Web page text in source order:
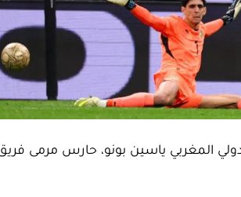
المغربي ياسين بونو، حارس مرمى